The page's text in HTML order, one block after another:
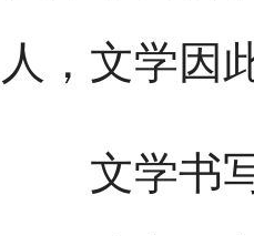
人，文学因
文学书写